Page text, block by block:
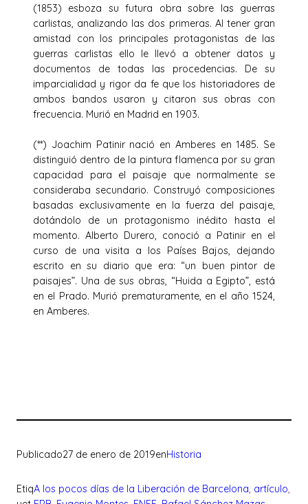
(1853) esboza su futura obra sobre las guerras
carlistas, analizando las dos primeras. Al tener gran
amistad con los principales protagonistas de las
guerras carlistas ello le llevó a obtener datos y
documentos de todas las procedencias. De su
imparcialidad y rigor da fe que los historiadores de
ambos bandos usaron y citaron sus obras con
frecuencia. Murió en Madrid en 1903.
(**) Joachim Patinir nació en Amberes en 1485. Se
distinguió dentro de la pintura flamenca por su gran
capacidad para el paisaje que normalmente se
consideraba secundario. Construyó composiciones
basadas exclusivamente en la fuerza del paisaje,
dotándolo de un protagonismo inédito hasta el
momento. Alberto Durero, conoció a Patinir en el
curso de una visita a los Países Bajos, dejando
escrito en su diario que era: “un buen pintor de
paisajes”. Una de sus obras, “Huida a Egipto”, está
en el Prado. Murió prematuramente, en el año 1524,
en Amberes.
Publicado27 de enero de 2019enHistoria
EtiqA los pocos días de la Liberación de Barcelona, artículo